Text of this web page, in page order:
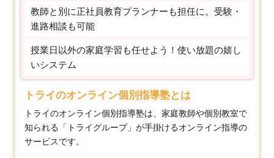
教師と別に正社員教育プランナーも担任に。受験・
進路相談も可能
授業日以外の家庭学習も任せよう！使い放題の嬉し
いシステム
トライのオンライン個別指導塾とは
トライのオンライン個別指導塾は、家庭教師や個別教室で
知られる「トライグループ」が手掛けるオンライン指導の
サービスです。